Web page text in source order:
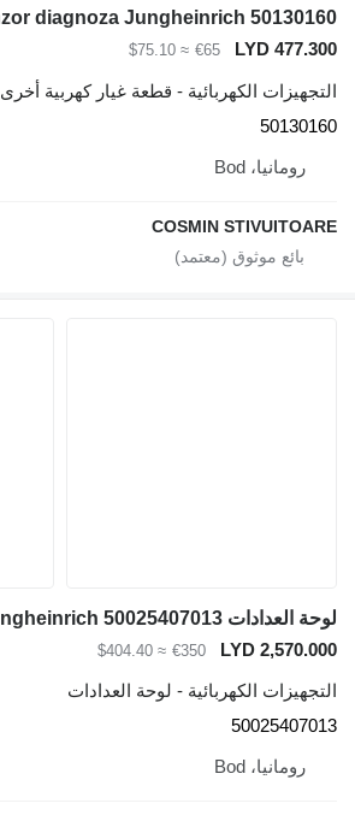
LYD 477.300
€65
≈ $75.10
التجهيزات الكهربائية - قطعة غيار كهربية أخرى
50130160
رومانيا، Bod
COSMIN STIVUITOARE
LYD 2,570.000
€350
≈ $404.40
التجهيزات الكهربائية - لوحة العدادات
50025407013
رومانيا، Bod